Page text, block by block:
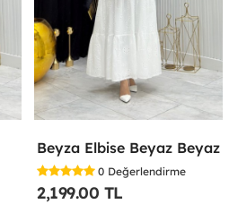
Beyza Elbise Beyaz Beyaz
0 Değerlendirme
2,199.00 TL